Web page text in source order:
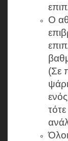
Ο
(Σε